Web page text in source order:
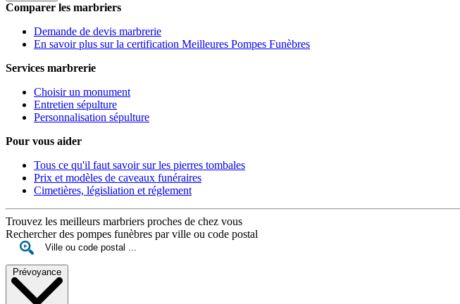
Comparer les marbriers
Demande de devis marbrerie
En savoir plus sur la certification Meilleures Pompes Funèbres
Services marbrerie
Choisir un monument
Entretien sépulture
Personnalisation sépulture
Pour vous aider
Tous ce qu'il faut savoir sur les pierres tombales
Prix et modèles de caveaux funéraires
Cimetières, législiation et réglement
Trouvez les meilleurs marbriers proches de chez vous
Rechercher des pompes funèbres par ville ou code postal
Prévoyance